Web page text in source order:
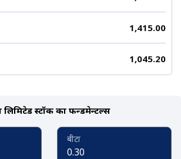
1,415.00
1,045.20
लिमिटेड स्टॉक का फन्डमेन्टल्स
बीटा
0.30